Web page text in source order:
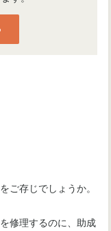
ご存じでしょうか。
修理するのに、助成